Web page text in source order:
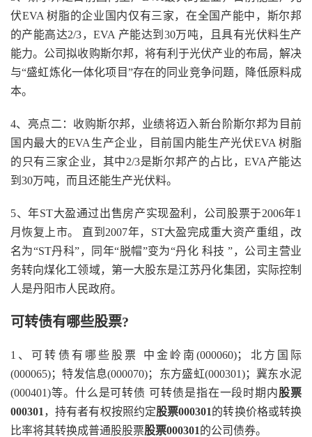
伏EVA 树脂的企业国内仅有三家，在全国产能中，斯尔邦
的产能高达2/3，EVA 产能达到30万吨，且具有光伏料生产
能力。公司拟收购斯尔邦，将有利于光伏产业的布局，解决
与“盛虹炼化一体化项目”存在的同业竞争问题，降低原料成
本。
4、亮点二：收购斯尔邦，业绩将迈入新台阶斯尔邦为目前
国内最大的EVA生产企业，目前国内能生产光伏EVA 树脂
的只有三家企业，其中2/3是斯尔邦产的占比，EVA产能达
到30万吨，而且还能生产光伏料。
5、年ST大盈通过出售房产实现盈利，公司股票于2006年1
月恢复上市。 直到2007年，ST大盈完成重大资产重组，改
名为“ST丹科”，同年“脱帽”变为“丹化 科技 ”，公司主营业
务转向煤化工领域，第一大股东是江苏丹化集团，实际控制
人是丹阳市人民政府。
可转债有哪些股票?
1、可转债有哪些股票 中金岭南(000060)；北方国际
(000065)；特发信息(000070)；东方盛虹(000301)；冀东水泥
(000401)等。什么是可转债 可转债是指在一段时期内股票
000301 ，持有者有权按照约定股票000301的转换价格或转换
比率将其转换成普通股股票股票000301的公司债券。